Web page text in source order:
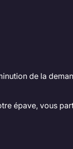
de la
épave, vous